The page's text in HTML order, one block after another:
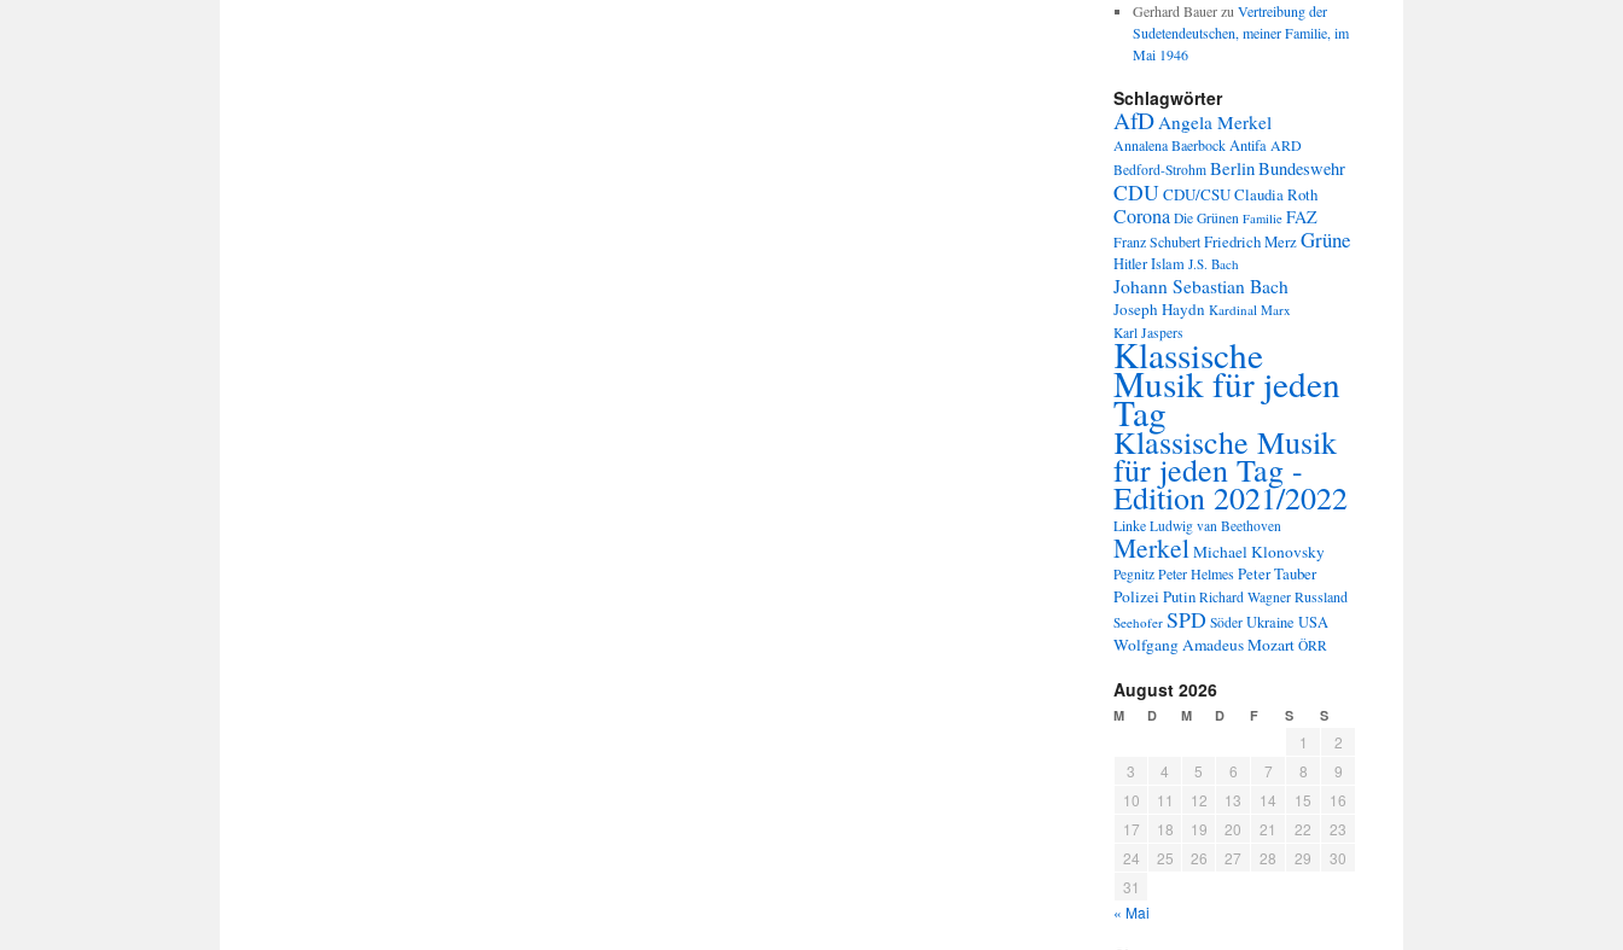
Gerhard Bauerzu Vertreibung der
Sudetendeutschen, meiner Familie, im
Mai 1946
Schlagwörter
AfDAngela Merkel
Annalena BaerbockAntifa ARD
Bedford-Strohm BerlinBundeswehr
CDUCDU/CSUClaudia Roth
Corona Die Grünen Familie FAZ
Franz SchubertFriedrich MerzGrüne
HitlerIslam J.S. Bach
Johann Sebastian Bach
Joseph Haydn Kardinal Marx
Karl Jaspers
Klassische
Musik für jeden
Tag
Klassische Musik
für jeden Tag -
Edition 2021/2022
Linke Ludwig van Beethoven
MerkelMichael Klonovsky
Pegnitz Peter HelmesPeter Tauber
PolizeiPutin Richard Wagner Russland
Seehofer SPD Söder Ukraine USA
Wolfgang Amadeus Mozart ÖRR
August 2026
M D M D F S S
1
2
3
4 5 6 7 8
9
10
11 12 13 14 15
16
17
18 19 20 21 22
23
24
25 26 27 28 29
30
31
« Mai